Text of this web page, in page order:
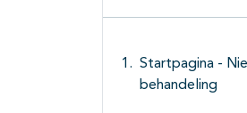
Startpagina -
behandeling